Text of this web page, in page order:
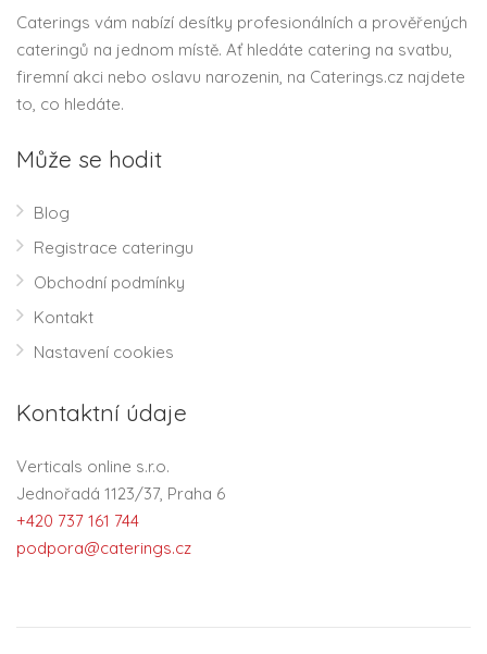
Caterings vám nabízí desítky profesionálních a prověřených
cateringů na jednom místě. Ať hledáte catering na svatbu,
firemní akci nebo oslavu narozenin, na Caterings.cz najdete
to, co hledáte.
Může se hodit
Blog
Registrace cateringu
Obchodní podmínky
Kontakt
Nastavení cookies
Kontaktní údaje
Verticals online s.r.o.
Jednořadá 1123/37, Praha 6
+420 737 161 744
podpora@caterings.cz